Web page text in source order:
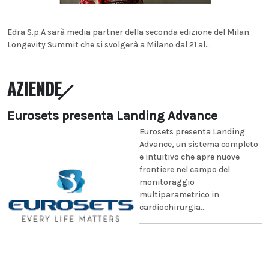
Edra S.p.A sarà media partner della seconda edizione del Milan
Longevity Summit che si svolgerà a Milano dal 21 al...
AZIENDE
Eurosets presenta Landing Advance
Eurosets presenta Landing
Advance, un sistema completo
e intuitivo che apre nuove
frontiere nel campo del
monitoraggio
multiparametrico in
cardiochirurgia...